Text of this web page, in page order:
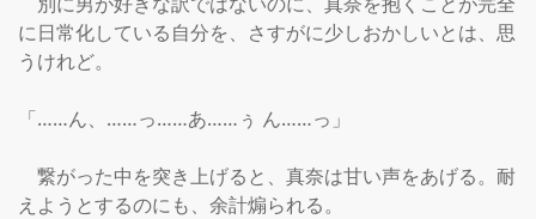
に日常化している自分を、さすがに少しおかしいとは、思
うけれど。
「……ん、……っ……あ……ぅ ん……っ」
繋がった中を突き上げると、真奈は甘い声をあげる。耐
えようとするのにも、余計煽られる。